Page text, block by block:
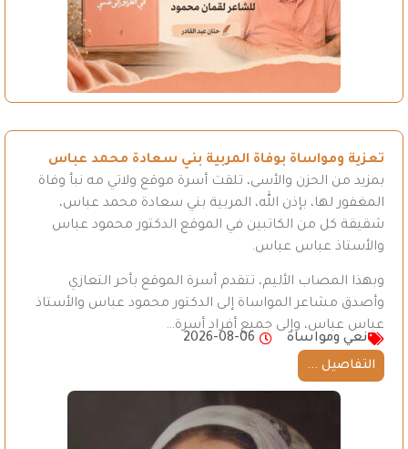
تعزية ومواساة بوفاة المربية بني سعادة محمد عباس
بمزيد من الحزن والأسى، تلقت أسرة موقع ولاتي مه نبأ وفاة
المغفور لها، بإذن الله، المربية بني سعادة محمد عباس،
شقيقة كل من الكاتبين في الموقع الدكتور محمود عباس
والأستاذ عباس عباس.
وبهذا المصاب الأليم، تتقدم أسرة الموقع بأحر التعازي
وأصدق مشاعر المواساة إلى الدكتور محمود عباس والأستاذ
عباس عباس، وإلى جميع أفراد أسرة…
نعي ومواساة
2026-08-06
التفاصيل ...